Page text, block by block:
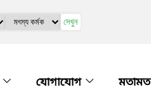
দেখুন
যোগাযোগ মতামত